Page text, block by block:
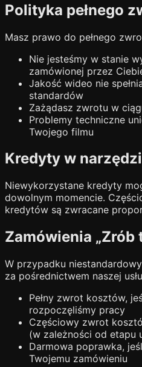
Polityka pełnego
Masz prawo do pełnego
Nie jesteśmy w stanie
zamówionej przez
Jakość wideo nie
standardów
Zażądasz zwrotu w
Problemy techniczne
Twojego filmu
Kredyty w
Niewykorzystane kredyty
dowolnym momencie.
kredytów są zwracane
Zamówienia „Zrób
W przypadku
za pośrednictwem naszej
Pełny zwrot kosztów,
rozpoczęliśmy pracy
Częściowy zwrot
(w zależności od etapu
Darmowa poprawka,
Twojemu zamówieniu